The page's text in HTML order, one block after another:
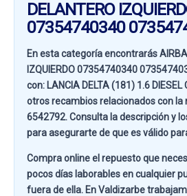
DELANTERO
07354740340
En esta categoría encontrarás
IZQUIERDO 07354740340
con: LANCIA DELTA (181) 1.6 DIESEL
otros recambios relacionados con la
6542792. Consulta la descripción y
para asegurarte de que es válido
Compra online el repuesto que
pocos días laborables en cualquier
fuera de ella. EnValdizarbe